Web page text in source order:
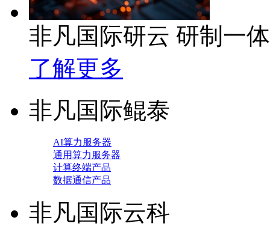
非凡国际研云 研制一
了解更多
非凡国际鲲泰
AI算力服务器
通用算力服务器
计算终端产品
数据通信产品
非凡国际云科